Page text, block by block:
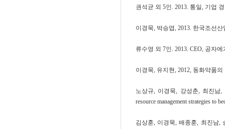
권석균 외 5인. 2013. 통일, 기업
이경묵, 박승엽, 2013. 한국조선
류수영 외 7인. 2013. CEO, 공자
이경묵, 유지현, 2012, 동화약품
노상규, 이경묵, 강성춘, 최진남,
resource management strategies to
김상훈, 이경묵, 배종훈, 최진남,